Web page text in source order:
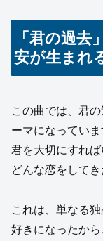
「君の過
安が生まれ
この曲では、君
ーマになってい
君を大切にすれ
どんな恋をして
これは、単なる
好きになったか